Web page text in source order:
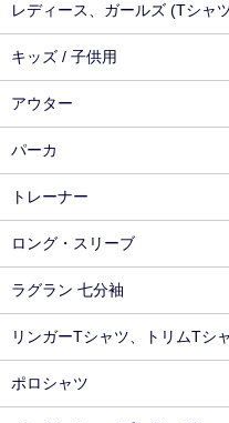
レディース、ガールズ (Tシャ
キッズ / 子供用
アウター
パーカ
トレーナー
ロング・スリーブ
ラグラン 七分袖
リンガーTシャツ、トリムTシ
ポロシャツ